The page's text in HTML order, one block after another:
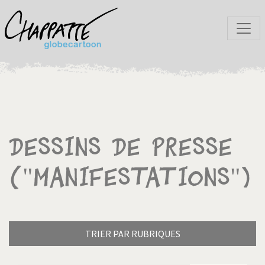
Dessins de presse
("Manifestations")
TRIER PAR RUBRIQUES